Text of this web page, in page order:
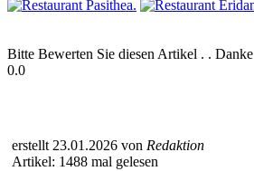
Bitte Bewerten Sie diesen Artikel . . Danke
0.0
erstellt 23.01.2026 von Redaktion
Artikel: 1488 mal gelesen